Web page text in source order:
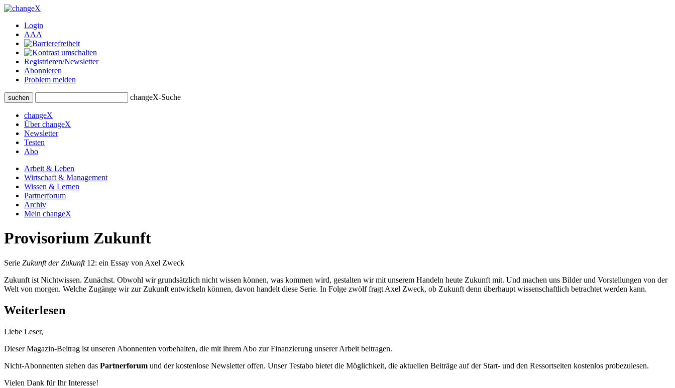
Login
AAA
Registrieren/Newsletter
Abonnieren
Problem melden
suchen changeX-Suche
changeX
Über changeX
Newsletter
Testen
Abo
Arbeit & Leben
Wirtschaft & Management
Wissen & Lernen
Partnerforum
Archiv
Mein changeX
Provisorium Zukunft
Serie Zukunft der Zukunft12: ein Essay von Axel Zweck
Zukunft ist Nichtwissen. Zunächst. Obwohl wir grundsätzlich nicht wissen können, was kommen wird, gestalten wir mit unserem Handeln heute Zukunft mit. Und machen uns Bilder und Vorstellungen von der
Welt von morgen. Welche Zugänge wir zur Zukunft entwickeln können, davon handelt diese Serie. In Folge zwölf fragt Axel Zweck, ob Zukunft denn überhaupt wissenschaftlich betrachtet werden kann.
Weiterlesen
Liebe Leser,
Dieser Magazin-Beitrag ist unseren Abonnenten vorbehalten, die mit ihrem Abo zur Finanzierung unserer Arbeit beitragen.
Nicht-Abonnenten stehen das Partnerforum und der kostenlose Newsletter offen. Unser Testabo bietet die Möglichkeit, die aktuellen Beiträge auf der Start- und den Ressortseiten kostenlos probezulesen.
Vielen Dank für Ihr Interesse!